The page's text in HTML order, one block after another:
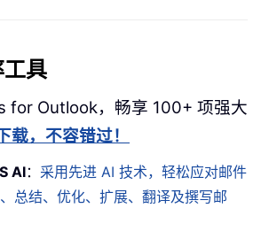
具
for Outlook，畅享 100+ 项强大
载，不容错过！
AI： 采用先进 AI 技术，轻松应对邮件
总结、优化、扩展、翻译及撰写邮